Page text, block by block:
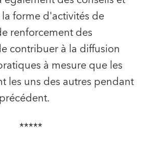
forme d'activités de
renforcement des
contribuer à la diffusion
à mesure que les
les uns des autres pendant
*****